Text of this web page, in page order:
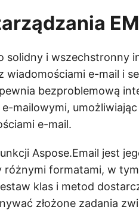
solidny i wszechstronny
wiadomościami e-mail i
bezproblemową
mailowymi,
e-mail.
Aspose.Email jest
różnymi formatami, w
klas i metod
złożone zadania